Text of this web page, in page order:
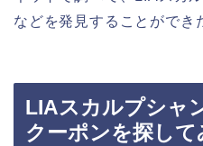
などを発見することができ
LIAスカルプシャ
クーポンを探して